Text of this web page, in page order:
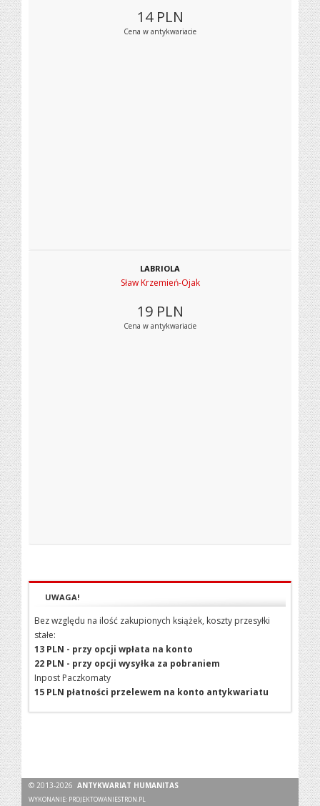
14 PLN
Cena w antykwariacie
LABRIOLA
Sław Krzemień-Ojak
19 PLN
Cena w antykwariacie
UWAGA!
Bez względu na ilość zakupionych książek, koszty przesyłki
stałe:
13 PLN - przy opcji wpłata na konto
22 PLN - przy opcji wysyłka za pobraniem
Inpost Paczkomaty
15 PLN płatności przelewem na konto antykwariatu
© 2013-2026ANTYKWARIAT HUMANITAS
WYKONANIE: PROJEKTOWANIESTRON.PL